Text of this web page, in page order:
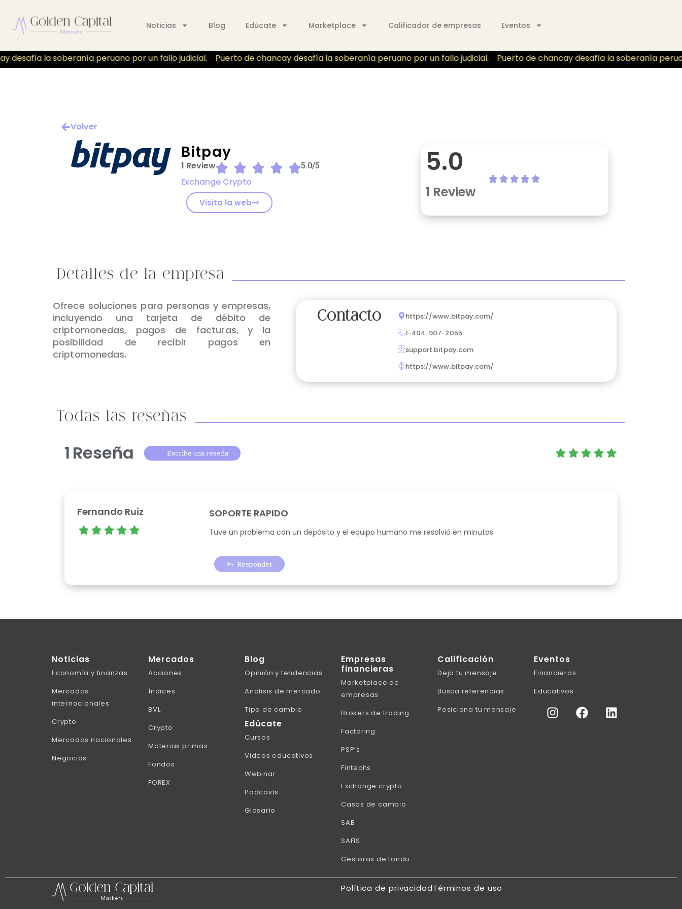
Noticias Blog Edúcate Marketplace Calificador de empresas Eventos
desafía la soberanía peruano por un fallo judicial. Puerto de chancay desafía la soberanía peruano por un fallo judicial. Puerto de chancay desafía la soberanía
Volver
Bitpay
1 Review 5.0/5
Exchange Crypto
Visita la web
5.0
1 Review
Detalles de la empresa
Ofrece soluciones para personas y empresas,
incluyendo una tarjeta de débito de
criptomonedas, pagos de facturas, y la
posibilidad de recibir pagos en
criptomonedas.
Contacto
https://www.bitpay.com/
1-404-907-2055
support.bitpay.com
https://www.bitpay.com/
Todas las reseñas
1 Reseña Escribe una reseña
Fernando Ruiz SOPORTE RAPIDO
Tuve un problema con un depósito y el equipo humano me resolvió en minutos
Responder
Noticias
Economía y finanzas
Mercados
internacionales
Crypto
Mercados nacionales
Negocios
Mercados
Acciones
Índices
BVL
Crypto
Materias primas
Fondos
FOREX
Blog
Opinión y tendencias
Análisis de mercado
Tipo de cambio
Edúcate
Cursos
Videos educativos
Webinar
Podcasts
Glosario
Empresas
financieras
Marketplace de
empresas
Brokers de trading
Factoring
PSP’s
Fintechs
Exchange crypto
Casas de cambio
SAB
SAFIS
Gestoras de fondo
Calificación
Deja tu mensaje
Busca referencias
Posiciona tu mensaje
Eventos
Financieros
Educativos
Política de privacidadTérminos de uso